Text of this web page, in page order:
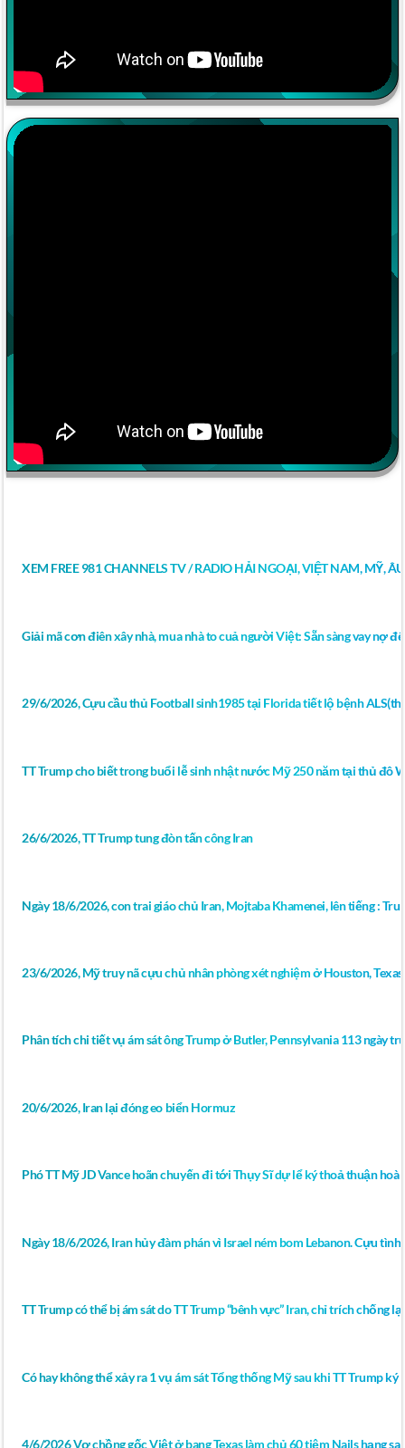
XEM FREE 981 CHANNELS TV / RADIO HẢI NGOẠI, VIỆT NAM, MỸ,
Giải mã cơn điên xây nhà, mua nhà to cuả người Việt: Sẵn sàng vay nợ
29/6/2026, Cựu cầu thủ Football sinh1985 tại Florida tiết lộ bệnh
TT Trump cho biết trong buổi lễ sinh nhật nước Mỹ 250 năm tại thủ đô
26/6/2026, TT Trump tung đòn tấn công Iran
Ngày 18/6/2026, con trai giáo chủ Iran, Mojtaba Khamenei, lên tiếng :
23/6/2026, Mỹ truy nã cựu chủ nhân phòng xét nghiệm ở Houston,
Phân tích chi tiết vụ ám sát ông Trump ở Butler, Pennsylvania 113 ngày
20/6/2026, Iran lại đóng eo biển Hormuz
Phó TT Mỹ JD Vance hoãn chuyến đi tới Thụy Sĩ dự lể ký thoả thuận
Ngày 18/6/2026, Iran hủy đàm phán vì Israel ném bom Lebanon. Cựu tình
TT Trump có thể bị ám sát do TT Trump “bênh vực” Iran, chỉ trích chống
Có hay không thể xảy ra 1 vụ ám sát Tổng thống Mỹ sau khi TT Trump
4/6/2026 Vợ chồng gốc Việt ở bang Texas làm chủ 60 tiệm Nails hạng